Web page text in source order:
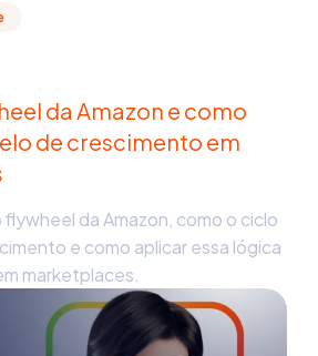
da Amazon e como
de crescimento em
da Amazon, como o ciclo
e como aplicar essa lógica
marketplaces.